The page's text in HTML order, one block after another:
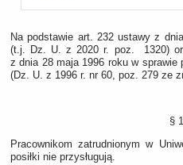
Na podstawie art. 232 ustawy z
(t.j. Dz. U. z 2020 r. poz. 1320)
z dnia 28 maja 1996 roku w sprawie
(Dz. U. z 1996 r. nr 60, poz. 279 ze
§ 1.
Pracownikom zatrudnionym w
posiłki nie przysługują.